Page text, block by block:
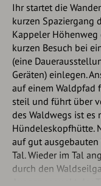
Ihr startet die
kurzen Spaziergang
Kappeler Höhenweg
kurzen Besuch bei
(eine
Geräten) einlegen.
auf einem Waldpfad
steil und führt über
des Waldwegs ist
Hündeleskopfhütte.
auf gut
Tal. Wieder im Tal
durch den